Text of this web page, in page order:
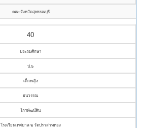
คณะจังหวัดสุพรรณบุรี
40
ประถมศึกษา
ป.๖
เด็กหญิง
ธนวรรณ
ไกรพัฒน์สิน
โรงเรียนเทศบาล ๒ วัดปราสาททอง